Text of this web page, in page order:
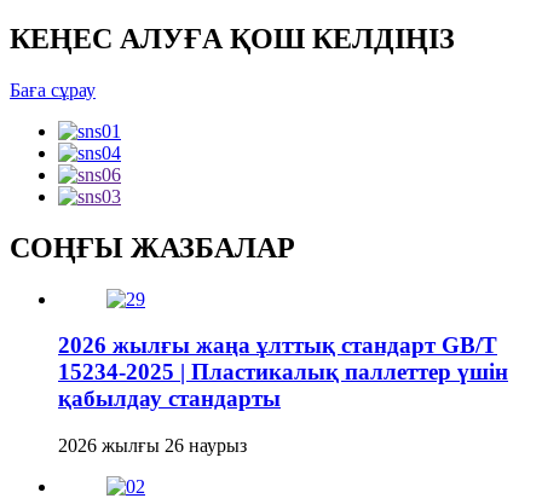
КЕҢЕС АЛУҒА ҚОШ КЕЛДІҢІЗ
Баға сұрау
СОҢҒЫ ЖАЗБАЛАР
2026 жылғы жаңа ұлттық стандарт GB/T
15234-2025 | Пластикалық паллеттер үшін
қабылдау стандарты
2026 жылғы 26 наурыз